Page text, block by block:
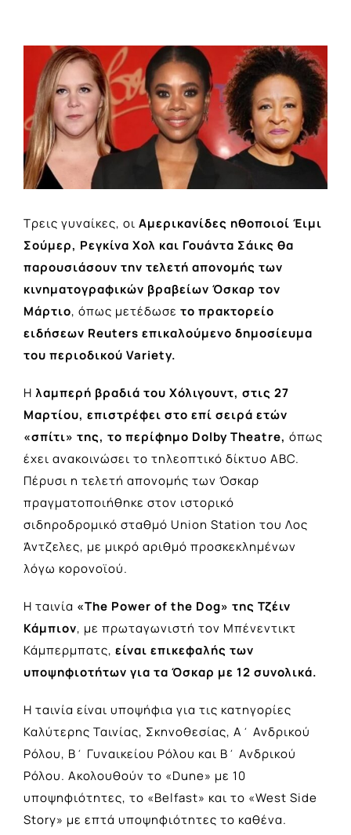
View
Larger
Image
Τρεις γυναίκες, οι Αμερικανίδες ηθοποιοί Έιμι
Σούμερ, Ρεγκίνα Χολ και Γουάντα Σάικς θα
παρουσιάσουν την τελετή απονομής των
κινηματογραφικών βραβείων Όσκαρ τον
Μάρτιο, όπως μετέδωσε το πρακτορείο
ειδήσεων Reuters επικαλούμενο δημοσίευμα
του περιοδικού Variety.
Η λαμπερή βραδιά του Χόλιγουντ, στις 27
Μαρτίου, επιστρέφει στο επί σειρά ετών
«σπίτι» της, το περίφημο Dolby Theatre, όπως
έχει ανακοινώσει το τηλεοπτικό δίκτυο ABC.
Πέρυσι η τελετή απονομής των Όσκαρ
πραγματοποιήθηκε στον ιστορικό
σιδηροδρομικό σταθμό Union Station του Λος
Άντζελες, με μικρό αριθμό προσκεκλημένων
λόγω κορονοϊού.
Η ταινία «The Power of the Dog» της Τζέιν
Κάμπιον, με πρωταγωνιστή τον Μπένεντικτ
Κάμπερμπατς, είναι επικεφαλής των
υποψηφιοτήτων για τα Όσκαρ με 12 συνολικά.
Η ταινία είναι υποψήφια για τις κατηγορίες
Καλύτερης Ταινίας, Σκηνοθεσίας, Α΄ Ανδρικού
Ρόλου, Β΄ Γυναικείου Ρόλου και Β΄ Ανδρικού
Ρόλου. Ακολουθούν το «Dune» με 10
υποψηφιότητες, το «Belfast» και το «West Side
Story» με επτά υποψηφιότητες το καθένα.